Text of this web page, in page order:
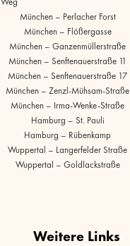
München – Perlacher Forst
München – Flößergasse
München – Ganzenmüllerstraße
München – Senftenauerstraße 11
München – Senftenauerstraße 17
München – Zenzl-Mühsam-Straße
München – Irma-Wenke-Straße
Hamburg – St. Pauli
Hamburg – Rübenkamp
Wuppertal – Langerfelder Straße
Wuppertal – Goldlackstraße
Weitere Links